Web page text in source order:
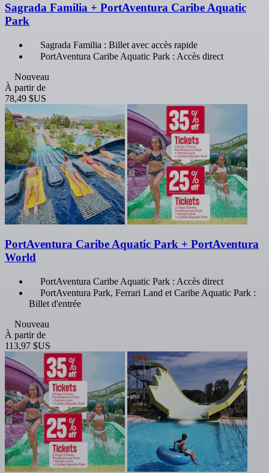
Sagrada Familia + PortAventura Caribe Aquatic
Park
Sagrada Familia : Billet avec accès rapide
PortAventura Caribe Aquatic Park : Accès direct
Nouveau
À partir de
78,49 $US
PortAventura Caribe Aquatic Park + PortAventura
World
PortAventura Caribe Aquatic Park : Accès direct
PortAventura Park, Ferrari Land et Caribe Aquatic Park :
Billet d'entrée
Nouveau
À partir de
113,97 $US